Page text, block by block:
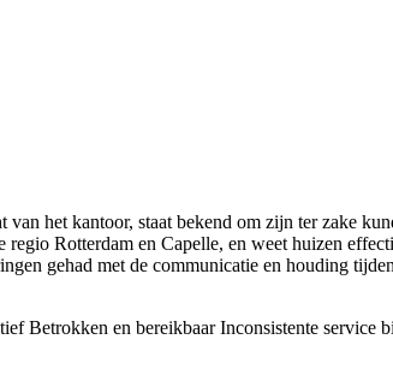
het kantoor, staat bekend om zijn ter zake
Rotterdam en Capelle, en weet huizen
gehad met de communicatie en houding
Betrokken en bereikbaarInconsistente service